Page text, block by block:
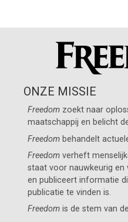
ONZE MISSIE
Freedom zoekt naar
maatschappij en belicht
Freedom behandelt
Freedom verheft
staat voor nauwkeurig
en publiceert informatie
publicatie te vinden is.
Freedom is de stem van